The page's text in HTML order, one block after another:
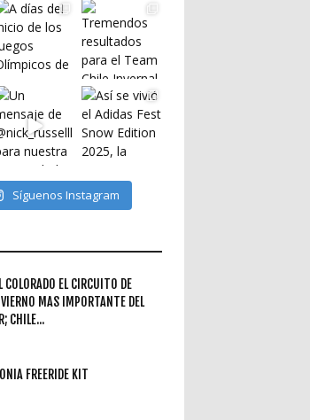
Síguenos Instagram
COLORADO EL CIRCUITO DE
MAS IMPORTANTE DEL
CHILE...
FREERIDE KIT